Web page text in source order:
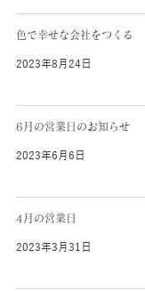
色で幸せな会社をつくる
2023年8月24日
6月の営業日のお知らせ
2023年6月6日
4月の営業日
2023年3月31日